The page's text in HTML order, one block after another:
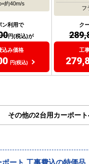
約40m/s
ン利用で
円(税込)が
込み価格
円(税込)
フ
ク
工
その他の2台用カーポー
ート 工事費込の特価品